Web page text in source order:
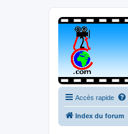
Accès rapide
Index du forum